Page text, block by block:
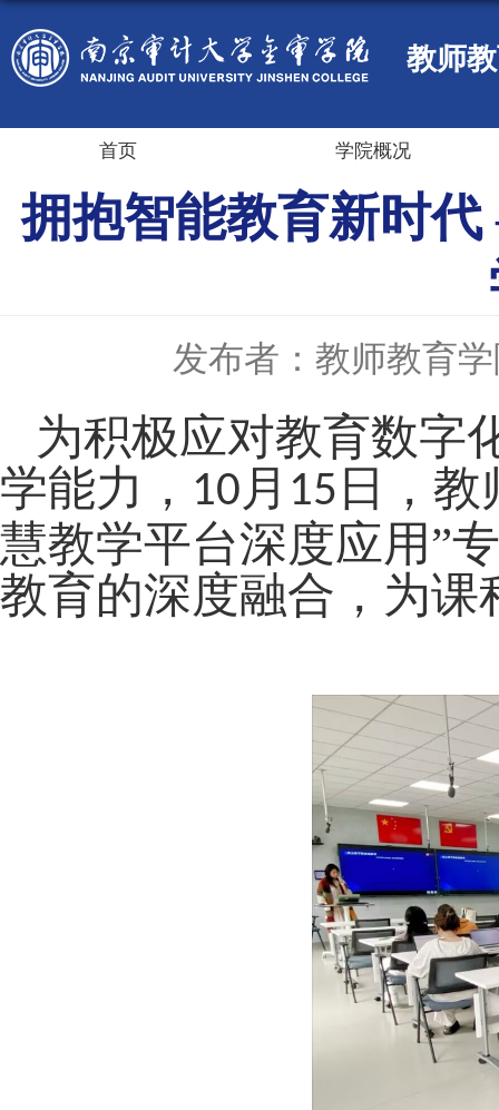
教师
首页 学院概况
拥抱智能教育新时
发布者：教师教育
为积极应对教育数字
学能力， 10 月 15 日，
慧教学平台深度应用”
教育的深度融合，为